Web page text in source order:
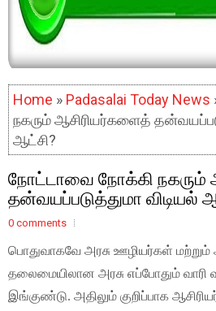
Home » Padasalai Today News
நகரும் ஆசிரியர்களைத்
ஆட்சி?
நோட்டாவை நோக்கி நகரும்
தன்வயப்படுத்துமா விடியல்
0 comments
பொதுவாகவே அரசு ஊழியர்கள் மற்றும்
தலைமையிலான அரசு எப்போதும் வாரி
இங்குண்டு. அதிலும் குறிப்பாக